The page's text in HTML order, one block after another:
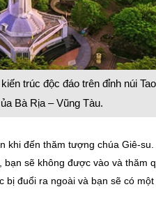
trúc độc đáo trên đỉnh núi
Bà Rịa – Vũng Tàu.
khi đến thăm tượng chúa Giê-
sẽ không được vào và thăm
đuổi ra ngoài và bạn sẽ có